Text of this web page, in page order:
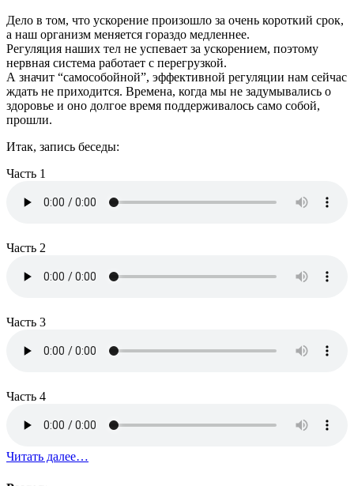
Дело в том, что ускорение произошло за очень короткий срок,
а наш организм меняется гораздо медленнее.
Регуляция наших тел не успевает за ускорением, поэтому
нервная система работает с перегрузкой.
А значит “самособойной”, эффективной регуляции нам сейчас
ждать не приходится. Времена, когда мы не задумывались о
здоровье и оно долгое время поддерживалось само собой,
прошли.
Итак, запись беседы:
Часть 1
Часть 2
Часть 3
Часть 4
Читать далее…